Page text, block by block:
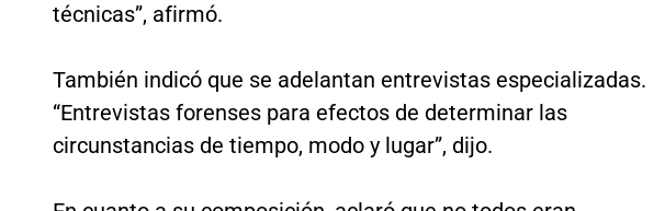
técnicas”, afirmó.
También indicó que se adelantan entrevistas especializadas.
“Entrevistas forenses para efectos de determinar las
circunstancias de tiempo, modo y lugar”, dijo.